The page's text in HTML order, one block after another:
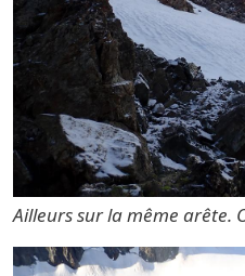
Ailleurs sur la même arête.